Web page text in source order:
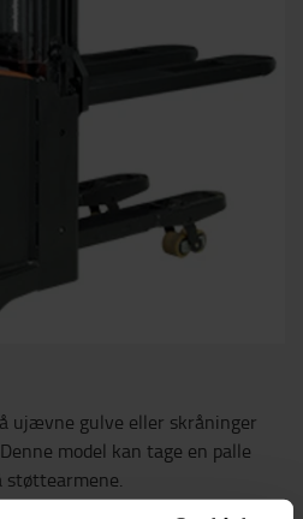
ujævne gulve eller skråninger
model kan tage en palle
støttearmene.